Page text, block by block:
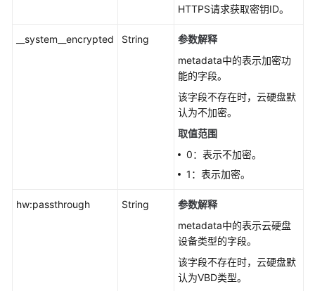
HTTPS请求获取密钥ID。
__system__encrypted String
参数解释
metadata中的表示加密功
能的字段。
该字段不存在时，云硬盘默
认为不加密。
取值范围
0：表示不加密。
1：表示加密。
hw:passthrough String
参数解释
metadata中的表示云硬盘
设备类型的字段。
该字段不存在时，云硬盘默
认为VBD类型。